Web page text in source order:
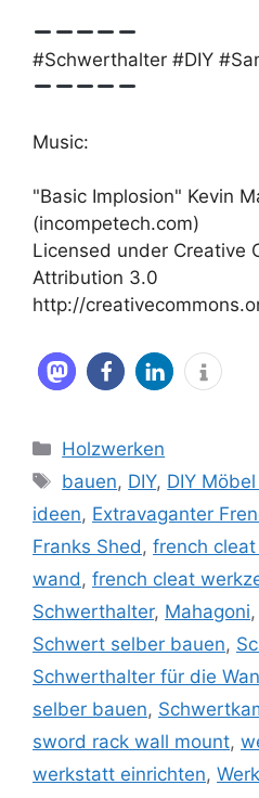
#Schwerthalter #DIY
Music:
"Basic Implosion" Kevin
(incompetech.com)
Licensed under Creative
Attribution 3.0
http://
Kategorien
Holzwerken
Schlagwörter
bauen, DIY, DIY
ideen, Extravaganter
Franks Shed , french
wand , french cleat
Schwerthalter, Mahagoni,
Schwert selber bauen,
Schwerthalter für die
selber bauen,
sword rack wall mount,
werkstatt einrichten,